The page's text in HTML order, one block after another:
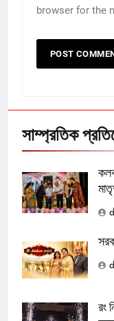
browser for the
সাম্প্রতিক
রং